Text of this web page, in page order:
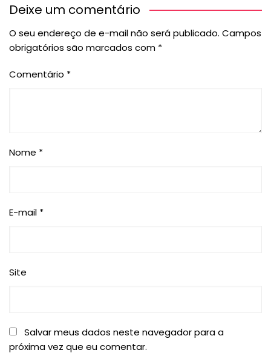
Deixe um comentário
O seu endereço de e-mail não será publicado. Campos
obrigatórios são marcados com *
Comentário *
Nome *
E-mail *
Site
Salvar meus dados neste navegador para a
próxima vez que eu comentar.